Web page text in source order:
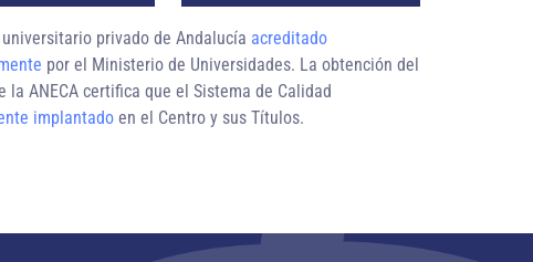
privado de Andalucía acreditado
por el Ministerio de Universidades. La obtención del
la ANECA certifica que el Sistema de Calidad
implantadoen el Centro y sus Títulos.